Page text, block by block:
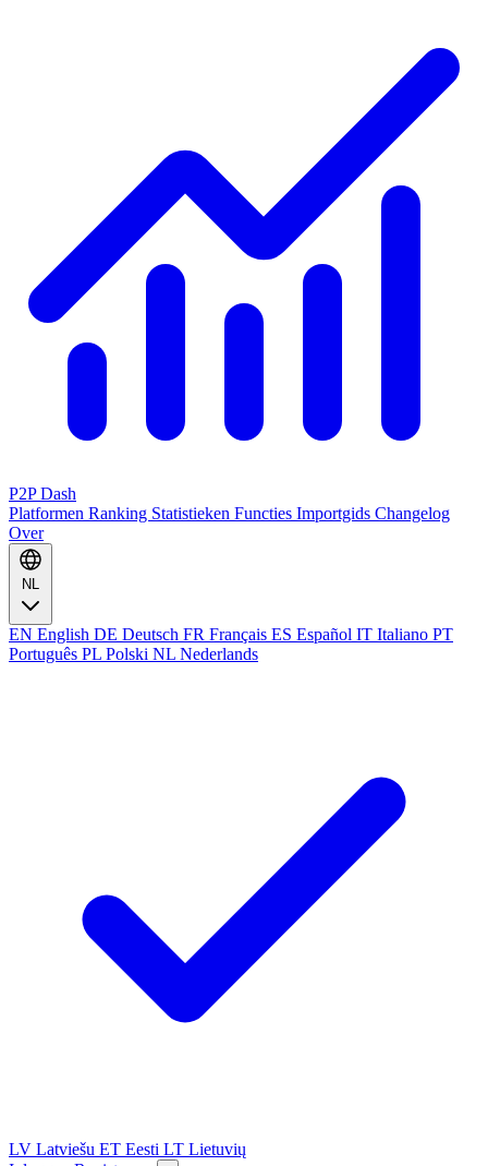
P2P Dash
Platformen Ranking Statistieken Functies Importgids Changelog
Over
NL
EN English DE Deutsch FR Français ES Español IT Italiano PT
Português PL Polski NL Nederlands
LV Latviešu ET Eesti LT Lietuvių